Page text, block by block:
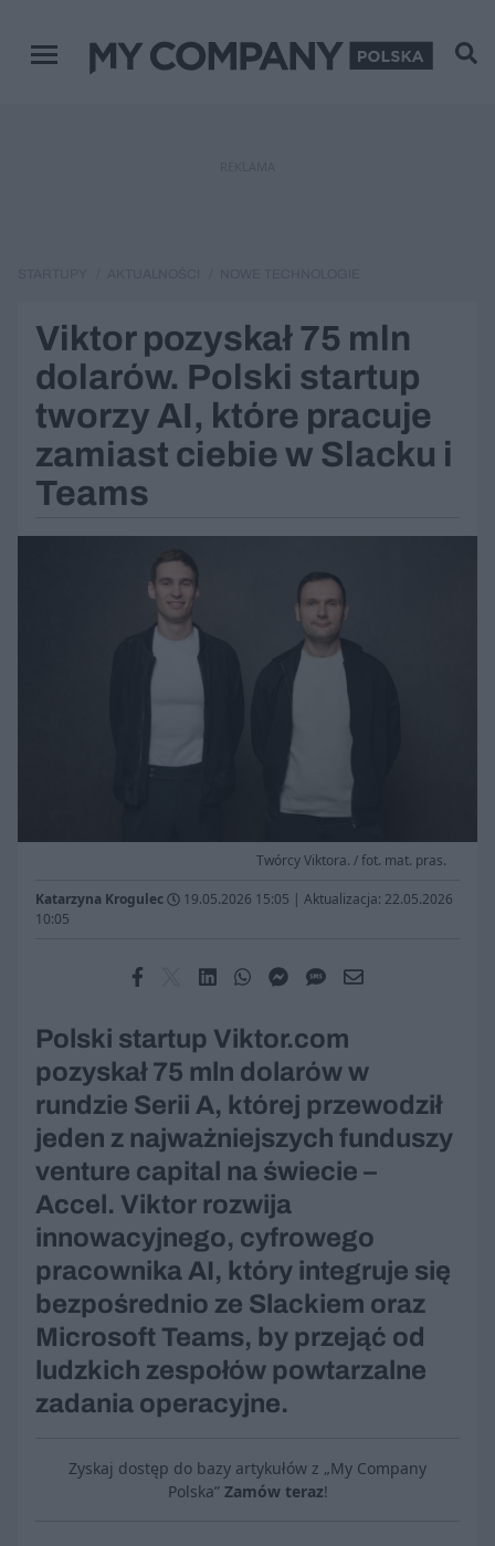
Menu główne
Viktor pozyskał 75 mln
dolarów. Polski startup
tworzy AI, które pracuje
zamiast ciebie w Slacku i
Teams
Twórcy Viktora. / fot. mat. pras.
Katarzyna Krogulec 19.05.2026 15:05 | Aktualizacja: 22.05.2026
10:05
Polski startup Viktor.com
pozyskał 75 mln dolarów w
rundzie Serii A, której przewodził
jeden z najważniejszych funduszy
venture capital na świecie –
Accel. Viktor rozwija
innowacyjnego, cyfrowego
pracownika AI, który integruje się
bezpośrednio ze Slackiem oraz
Microsoft Teams, by przejąć od
ludzkich zespołów powtarzalne
zadania operacyjne.
Zyskaj dostęp do bazy artykułów z „My Company
Polska” Zamów teraz!